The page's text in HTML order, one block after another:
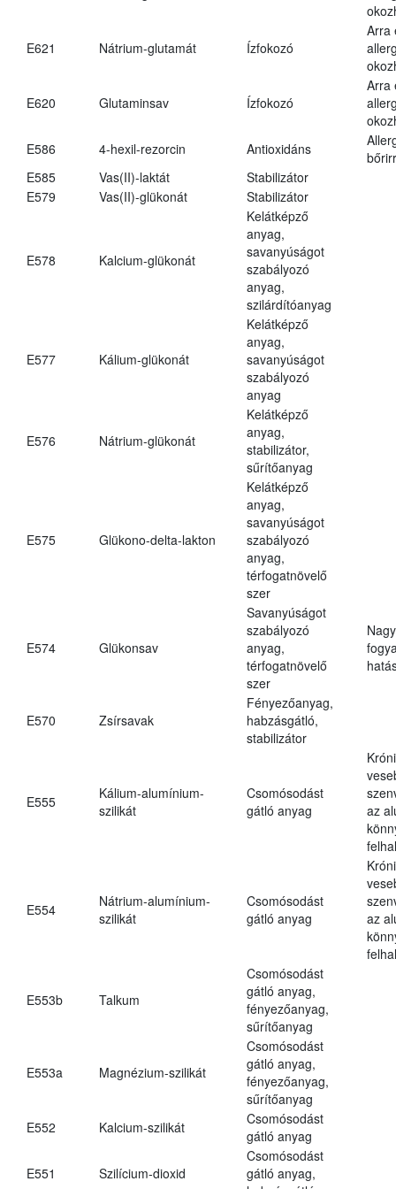
E621 Nátrium-glutamát Ízfokozó
Arra
E620 Glutaminsav Ízfokozó
Arra
E586
4-hexil-rezorcin Antioxidáns
E585
Vas(II)-laktát
Stabilizátor
E579
Vas(II)-glükonát Stabilizátor
E578 Kalcium-glükonát
Kelátképző
anyag,
savanyúságot
szabályozó
anyag,
szilárdítóanyag
E577 Kálium-glükonát
Kelátképző
anyag,
savanyúságot
szabályozó
anyag
E576 Nátrium-glükonát
Kelátképző
anyag,
stabilizátor,
sűrítőanyag
E575 Glükono-delta-lakton
Kelátképző
anyag,
savanyúságot
szabályozó
anyag,
térfogatnövelő
szer
E574 Glükonsav
Savanyúságot
szabályozó
anyag,
térfogatnövelő
szer
E570 Zsírsavak
Fényezőanyag,
habzásgátló,
stabilizátor
E555
Kálium-alumínium-
szilikát
Csomósodást
gátló anyag
az
E554
Nátrium-alumínium-
szilikát
Csomósodást
gátló anyag
az
E553b Talkum
Csomósodást
gátló anyag,
fényezőanyag,
sűrítőanyag
E553a Magnézium-szilikát
Csomósodást
gátló anyag,
fényezőanyag,
sűrítőanyag
E552
Kalcium-szilikát
Csomósodást
gátló anyag
E551 Szilícium-dioxid
Csomósodást
gátló anyag,